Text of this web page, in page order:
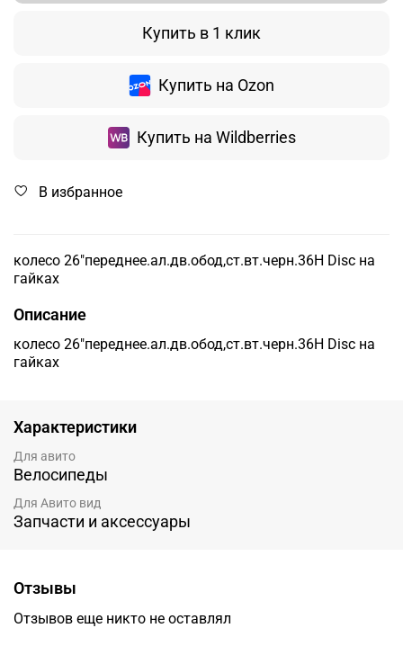
Купить в 1 клик
Купить на Ozon
Купить на Wildberries
В избранное
колесо 26"переднее.ал.дв.обод,ст.вт.черн.36Н Disc на
гайках
Описание
колесо 26"переднее.ал.дв.обод,ст.вт.черн.36Н Disc на
гайках
Характеристики
Для авито
Велосипеды
Для Авито вид
Запчасти и аксессуары
Отзывы
Отзывов еще никто не оставлял